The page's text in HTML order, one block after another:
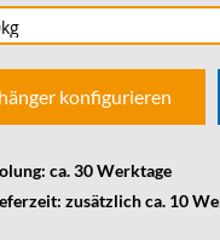
konfigurieren
ca. 30 Werktage
zusätzlich ca. 10